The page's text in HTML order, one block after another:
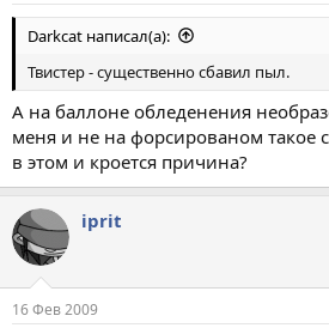
Darkcat написал(а):
Твистер - существенно сбавил пыл.
А на баллоне обледенения
меня и не на форсированом такое
в этом и кроется причина?
iprit
16 Фев 2009